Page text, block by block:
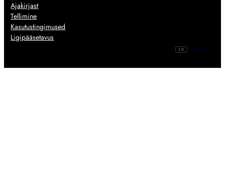
Ajakirjast
Tellimine
Kasutustingimused
Ligipääsetavus
1K DIGITAL